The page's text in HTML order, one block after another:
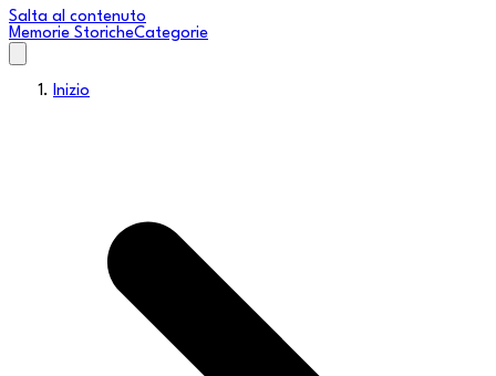
Salta al contenuto
Memorie StoricheCategorie
Inizio